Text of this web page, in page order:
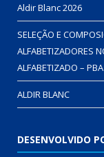
Aldir Blanc 2026
SELEÇÃO E
ALFABETIZADORES
ALFABETIZADO –
ALDIR BLANC
DESENVOLVIDO